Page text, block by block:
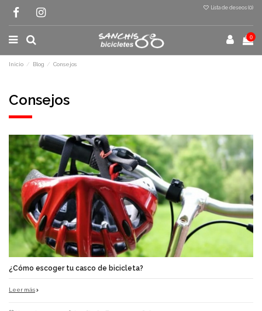
Lista de deseos (0)
0
Inicio Blog Consejos
Consejos
¿Cómo escoger tu casco de bicicleta?
Leer más